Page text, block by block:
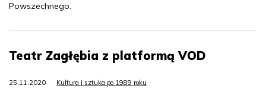
Powszechnego.
Teatr Zagłębia z platformą VOD
25.11.2020 Kultura i sztuka po 1989 roku